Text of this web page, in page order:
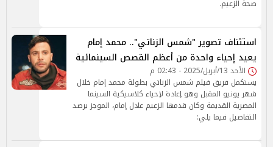
صحة الزعيم.
استئناف تصوير "شمس الزناتي".. محمد إمام
يعيد إحياء واحدة من أعظم القصص السينمائية
الأحد 13/أبريل/2025 - 02:43 م
يستكمل فريق فيلم شمس الزناتي بطولة محمد إمام خلال
شهر يونيو المقبل وهو إعادة لإحياء كلاسيكية السينما
المصرية القديمة وكان قدمها الزعيم عادل إمام، الموجز يرصد
التفاصيل فيما يلي: